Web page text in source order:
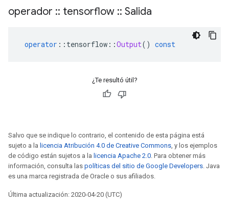
operador :: tensorflow :: Salida
operator :: tensorflow ::Output() const
¿Te resultó útil?
Salvo que se indique lo contrario, el contenido de esta página está
sujeto a la licencia Atribución 4.0 de Creative Commons, y los ejemplos
de código están sujetos a la licencia Apache 2.0. Para obtener más
información, consulta las políticas del sitio de Google Developers. Java
es una marca registrada de Oracle o sus afiliados.
Última actualización: 2020-04-20 (UTC)